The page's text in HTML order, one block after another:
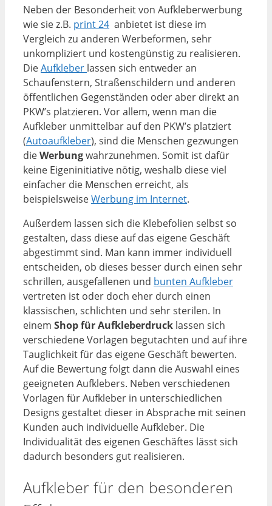
Neben der Besonderheit von Aufkleberwerbung
wie sie z.B. print 24 anbietet ist diese im
Vergleich zu anderen Werbeformen, sehr
unkompliziert und kostengünstig zu realisieren.
DieAufkleber lassen sich entweder an
Schaufenstern, Straßenschildern und anderen
öffentlichen Gegenständen oder aber direkt an
PKW’s platzieren. Vor allem, wenn man die
Aufkleber unmittelbar auf den PKW’s platziert
(Autoaufkleber), sind die Menschen gezwungen
dieWerbungwahrzunehmen. Somit ist dafür
keine Eigeninitiative nötig, weshalb diese viel
einfacher die Menschen erreicht, als
beispielsweiseWerbung im Internet.
Außerdem lassen sich die Klebefolien selbst so
gestalten, dass diese auf das eigene Geschäft
abgestimmt sind. Man kann immer individuell
entscheiden, ob dieses besser durch einen sehr
schrillen, ausgefallenen und bunten Aufkleber
vertreten ist oder doch eher durch einen
klassischen, schlichten und sehr sterilen. In
einem Shop für Aufkleberdruck lassen sich
verschiedene Vorlagen begutachten und auf ihre
Tauglichkeit für das eigene Geschäft bewerten.
Auf die Bewertung folgt dann die Auswahl eines
geeigneten Aufklebers. Neben verschiedenen
Vorlagen für Aufkleber in unterschiedlichen
Designs gestaltet dieser in Absprache mit seinen
Kunden auch individuelle Aufkleber. Die
Individualität des eigenen Geschäftes lässt sich
dadurch besonders gut realisieren.
Aufkleber für den besonderen